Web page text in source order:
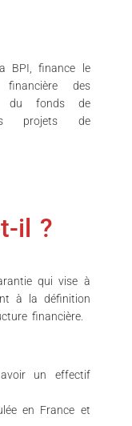
BPI, finance le
des
du fonds de
projets de
il ?
qui vise à
à la définition
financière.
un effectif
en France et